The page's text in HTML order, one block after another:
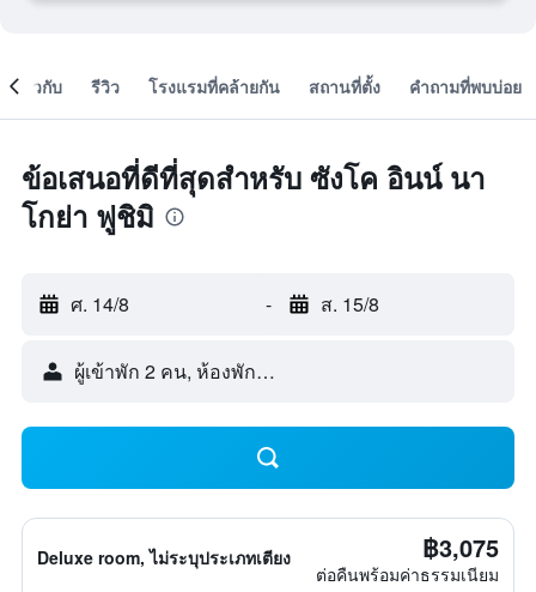
เกี่ยวกับ รีวิว โรงแรมที่คล้ายกัน สถานที่ตั้ง คำถามที่พบบ่อย
ข้อเสนอที่ดีที่สุดสำหรับ ซังโค อินน์ นา
โกย่า ฟูชิมิ
ศ. 14/8 - ส. 15/8
ผู้เข้าพัก 2 คน, ห้องพัก 1 ห้อง
Deluxe room, ไม่ระบุประเภทเตียง ฿3,075
ต่อคืนพร้อมค่าธรรมเนียม